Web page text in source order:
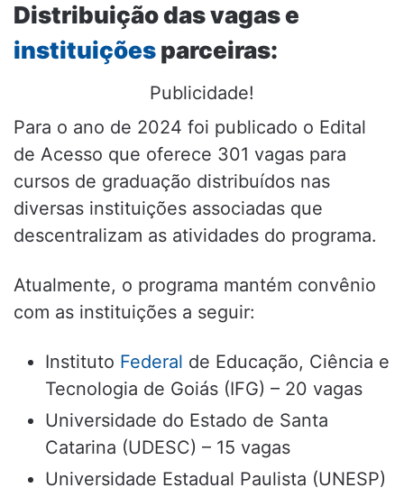
Distribuição das vagas e
instituiçõesparceiras:
Publicidade!
Para o ano de 2024 foi publicado o Edital
de Acesso que oferece 301 vagas para
cursos de graduação distribuídos nas
diversas instituições associadas que
descentralizam as atividades do programa.
Atualmente, o programa mantém convênio
com as instituições a seguir:
Instituto Federal de Educação, Ciência e
Tecnologia de Goiás (IFG) – 20 vagas
Universidade do Estado de Santa
Catarina (UDESC) – 15 vagas
Universidade Estadual Paulista (UNESP)